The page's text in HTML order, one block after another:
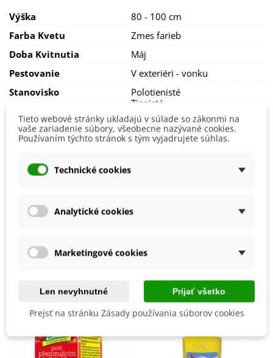
zásobená živinami, nemusíte rastliny hnojiť. V opačnom
prípade sa odporúča pravidelné hnojenie každý týždeň
alebo každých 14 dní bežnými hnojivami na kvitnúce
rastliny.
Zálievka by mala byť
bohatá, pravidelná.Zemina by mala
Výška
80 - 100 cm
Farba Kvetu
Zmes farieb
Doba Kvitnutia
Máj
Pestovanie
V exteriéri - vonku
Stanovisko
Polotienisté
Tienisté
Výsev/výsadba
Apríl
Marec
Október
Výrobca
Vegetačné Obdobie
Trvalky
Tieto webové stránky ukladajú v súlade so zákonmi na
vaše zariadenie súbory, všeobecne nazývané cookies.
Používaním týchto stránok s tým vyjadrujete súhlas.
Technické cookies
Analytické cookies
Marketingové cookies
Len nevyhnutné Prijať všetko
Prejsť na stránku Zásady používania súborov cookies